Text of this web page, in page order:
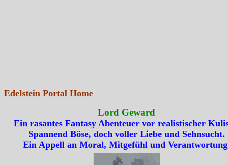
Edelstein Portal Home
Lord Geward
Ein rasantes Fantasy Abenteuer vor realistischer
Spannend Böse, doch voller Liebe und Sehnsucht.
Ein Appell an Moral, Mitgefühl und